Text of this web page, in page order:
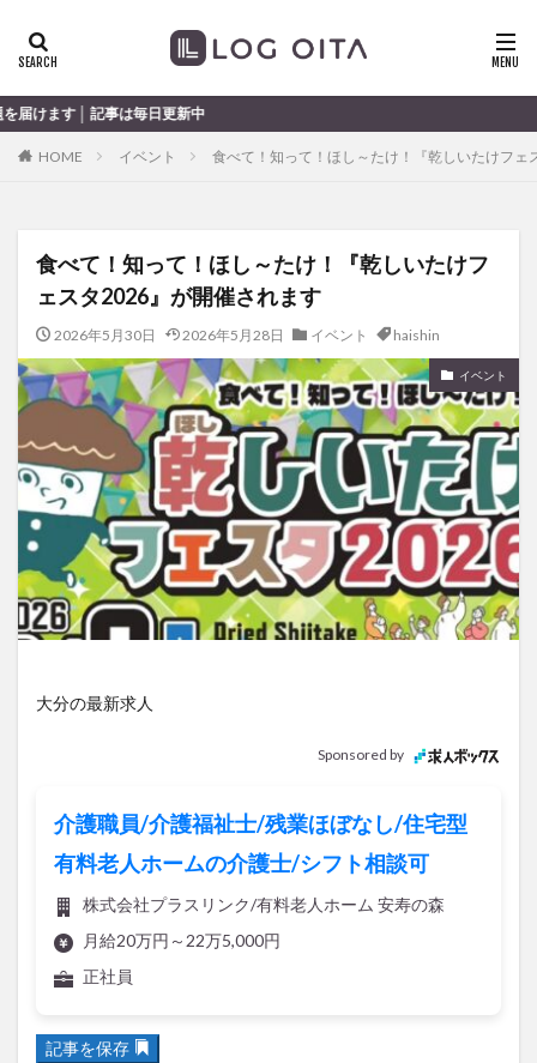
毎日更新中
HOME イベント 食べて！知って！ほし～たけ！『乾しいたけフェ
食べて！知って！ほし～たけ！『乾しいたけフ
ェスタ2026』が開催されます
2026年5月30日 2026年5月28日 イベント haishin
イベント
大分の最新求人
Sponsored by
介護職員/介護福祉士/残業ほぼなし/住宅型
有料老人ホームの介護士/シフト相談可
株式会社プラスリンク/有料老人ホーム 安寿の森
月給20万円～22万5,000円
正社員
記事を保存
ディナー
haishin
haisin haisnin hasihin
hasishin
hishin
hqaishin JR kaiten
OPA
Paypay PR TOKIPO
TOYOTA
あじさい
いちご うみたまご
おでかけ
お土産
お弁当 かき氷
からあげ
くじゅう連山
ねとらぼ
ひまわり
ふるさと納税
まつり まとめ
みかん
むし湯
わさだタウン
わったん
アイススケート
アウトドア
アサイーボウル
アフリカンサファリ
アミュプラザおおいた
アレンジレシピ
アートプラザ
イタリア料理
ウクライナ
サイゼリヤ
サウナ
ジャマイカ料理
ジャークチキン
スイーツ
スタバ
セレクトショップ
ソフトクリーム
チキンカレー
テイクアウト
テレビ
トキハ本店
ハロウィン
ハンバーグ
ビアガーデン